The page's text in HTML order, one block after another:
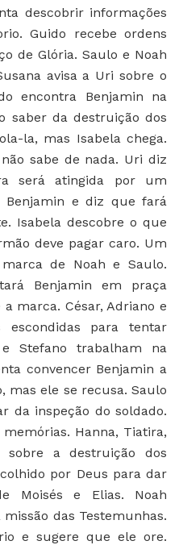
descobrir informações
Guido recebe ordens
de Glória. Saulo e Noah
avisa a Uri sobre o
encontra Benjamin na
saber da destruição dos
la, mas Isabela chega.
sabe de nada. Uri diz
será atingida por um
Benjamin e diz que fará
Isabela descobre o que
deve pagar caro. Um
de Noah e Saulo.
Benjamin em praça
marca. César, Adriano e
escondidas para tentar
Stefano trabalham na
convencer Benjamin a
mas ele se recusa. Saulo
da inspeção do soldado.
Hanna, Tiatira,
sobre a destruição dos
por Deus para dar
Moisés e Elias. Noah
das Testemunhas.
e sugere que ele ore.